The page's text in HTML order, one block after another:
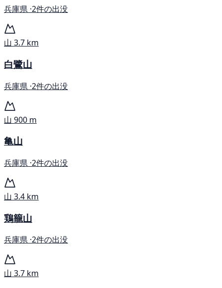
兵庫県 ·2件の出没
山 3.7 km
白鷺山
兵庫県 ·2件の出没
山 900 m
亀山
兵庫県 ·2件の出没
山 3.4 km
鶏籠山
兵庫県 ·2件の出没
山 3.7 km